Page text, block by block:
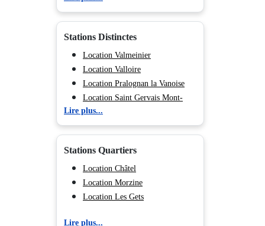
Location Les Arcs
Location Morillon
Location Flaine
Location Méribel
Location Courchevel
Location Les Menuires
Location Val Cenis
Location Chamonix (Vallée de)
Stations Distinctes
Location Valmeinier
Location Valloire
Location Pralognan la Vanoise
Location Saint Gervais Mont-
Blanc
Location Megève
Location Hauteluce
Location Tignes 2100 Le Lac
Location Tignes 1800
Location Tignes 1550 Les
Lire plus...
Stations Quartiers
Location Châtel
Location Morzine
Location Les Gets
Lire plus...